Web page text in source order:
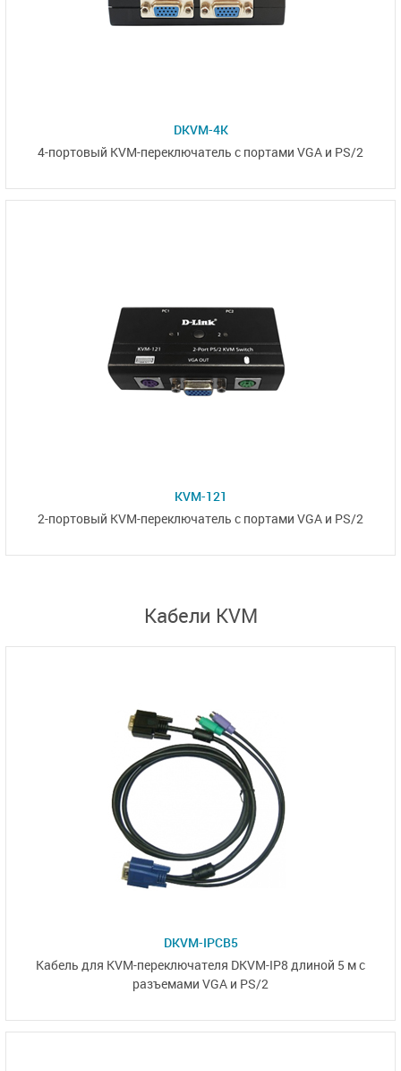
DKVM-4K
4-портовый KVM-переключатель с портами VGA и PS/2
KVM-121
2-портовый KVM-переключатель с портами VGA и PS/2
Кабели KVM
DKVM-IPCB5
Кабель для KVM-переключателя DKVM-IP8 длиной 5 м с
разъемами VGA и PS/2